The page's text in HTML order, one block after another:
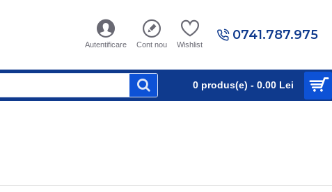
0741.787.975
Autentificare Cont nou Wishlist
0 produs(e) - 0.00 Lei